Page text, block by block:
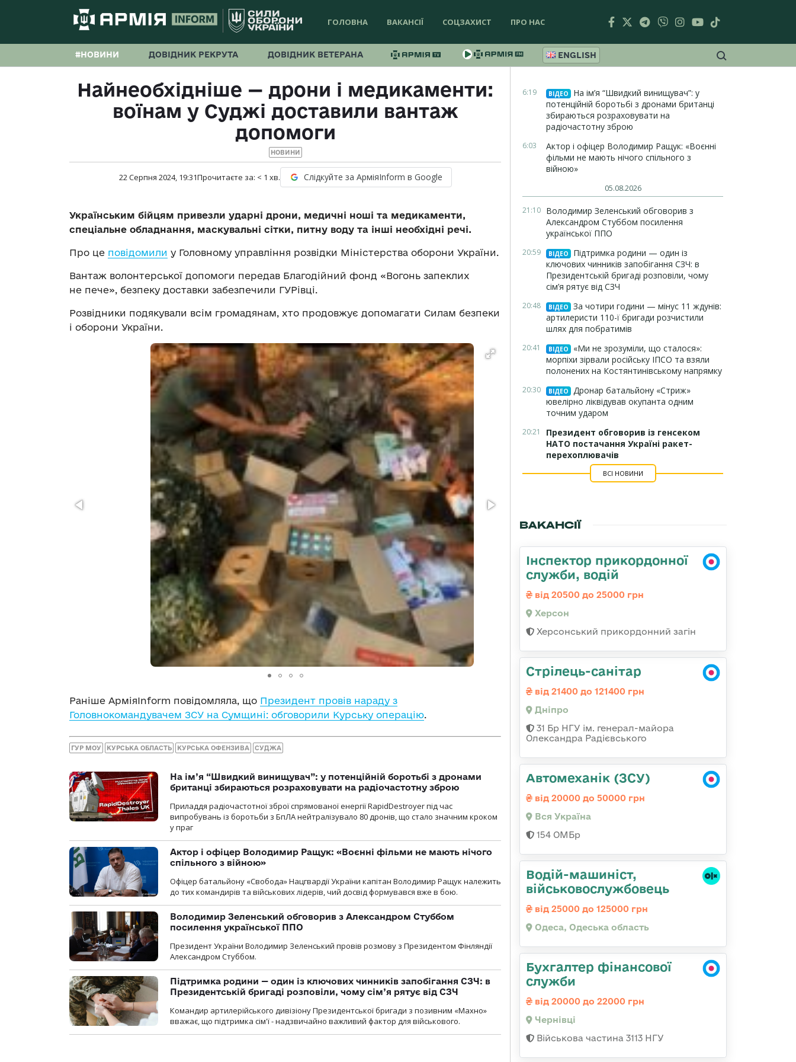
ГОЛОВНА ВАКАНСІЇ СОЦЗАХИСТ ПРО НАС
#НОВИНИ ДОВІДНИК РЕКРУТА ДОВІДНИК ВЕТЕРАНА ENGLISH
Найнеобхідніше — дрони і медикаменти:
воїнам у Суджі доставили вантаж
допомоги
НОВИНИ
22 Серпня 2024, 19:31Прочитаєте за: < 1 хв. Слідкуйте за АрміяInform в Google
Українським бійцям привезли ударні дрони, медичні ноші та медикаменти,
спеціальне обладнання, маскувальні сітки, питну воду та інші необхідні речі.
Про це повідомили у Головному управління розвідки Міністерства оборони України.
Вантаж волонтерської допомоги передав Благодійний фонд «Вогонь запеклих
не пече», безпеку доставки забезпечили ГУРівці.
Розвідники подякували всім громадянам, хто продовжує допомагати Силам безпеки
і оборони України.
Раніше АрміяInform повідомляла, що Президент провів нараду з
Головнокомандувачем ЗСУ на Сумщині: обговорили Курську операцію.
ГУР МОУ КУРСЬКА ОБЛАСТЬ КУРСЬКА ОФЕНЗИВА СУДЖА
На ім’я “Швидкий винищувач”: у потенційній боротьбі з дронами
британці збираються розраховувати на радіочастотну зброю
Приладдя радіочастотної зброї спрямованої енергії RapidDestroyer під час
випробувань із боротьби з БпЛА нейтралізувало 80 дронів, що стало значним кроком
у праг
Актор і офіцер Володимир Ращук: «Воєнні фільми не мають нічого
спільного з війною»
Офіцер батальйону «Свобода» Нацгвардії України капітан Володимир Ращук належить
до тих командирів та військових лідерів, чий досвід формувався вже в бою.
Володимир Зеленський обговорив з Александром Стуббом
посилення української ППО
Президент України Володимир Зеленський провів розмову з Президентом Фінляндії
Александром Стуббом.
Підтримка родини — один із ключових чинників запобігання СЗЧ: в
Президентській бригаді розповіли, чому сім’я рятує від СЗЧ
Командир артилерійського дивізіону Президентської бригади з позивним «Махно»
вважає, що підтримка сім'ї - надзвичайно важливий фактор для військового.
6:19 ВІДЕО
На ім’я “Швидкий винищувач”: у
потенційній боротьбі з дронами британці
збираються розраховувати на
радіочастотну зброю
6:03
Актор і офіцер Володимир Ращук: «Воєнні
фільми не мають нічого спільного з
війною»
05.08.2026
21:10 Володимир Зеленський обговорив з
Александром Стуббом посилення
української ППО
20:59 ВІДЕО
Підтримка родини — один із
ключових чинників запобігання СЗЧ: в
Президентській бригаді розповіли, чому
сім’я рятує від СЗЧ
20:48 ВІДЕО
За чотири години — мінус 11 ждунів:
артилеристи 110-ї бригади розчистили
шлях для побратимів
20:41 ВІДЕО
«Ми не зрозуміли, що сталося»:
морпіхи зірвали російську ІПСО та взяли
полонених на Костянтинівському напрямку
20:30 ВІДЕО
Дронар батальйону «Стриж»
ювелірно ліквідував окупанта одним
точним ударом
20:21
Президент обговорив із генсеком
НАТО постачання Україні ракет-
перехоплювачів
ВСІ НОВИНИ
ВАКАНСІЇ
Інспектор прикордонної
служби, водій
від 20500 до 25000 грн
Херсон
Херсонський прикордонний загін
Стрілець-санітар
від 21400 до 121400 грн
Дніпро
31 Бр НГУ ім. генерал-майора
Олександра Радієвського
Автомеханік (ЗСУ)
від 20000 до 50000 грн
Вся Україна
154 ОМБр
Водій-машиніст,
військовослужбовець
від 25000 до 125000 грн
Одеса, Одеська область
Бухгалтер фінансової
служби
від 20000 до 22000 грн
Чернівці
Військова частина 3113 НГУ